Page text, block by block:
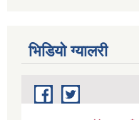
भिडियाे ग्यालरी